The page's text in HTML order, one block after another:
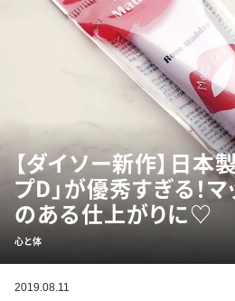
【ダイソー新作】日本
プD」が優秀すぎる！
のある仕上がりに♡
心と体
2019.08.11